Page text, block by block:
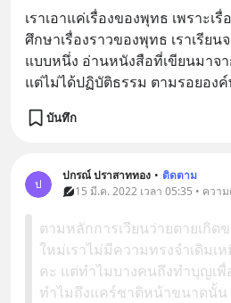
เราเอาแค่เรื่องของพุทธ เพราะเ
ศึกษาเรื่องราวของพุทธ เราเรีย
แบบหนึ่ง อ่านหนังสือที่เขียนมาจ
แต่ไม่ได้ปฏิบัติธรรม ตามรอยอง
บันทึก
ป
ปกรณ์ ปราสาททอง • ติดตาม
15 มี.ค. 2022 เวลา 05:35 • ควา
ตามหลักการเวียนว่ายตายเกิ
ใหม่เราไม่มีความทรงจำเดิม
คะ แต่ทำไมบางคนถึงทำบุญเพื่
ทำไมถึงแคร์ชาติหน้าขนาดนั้น